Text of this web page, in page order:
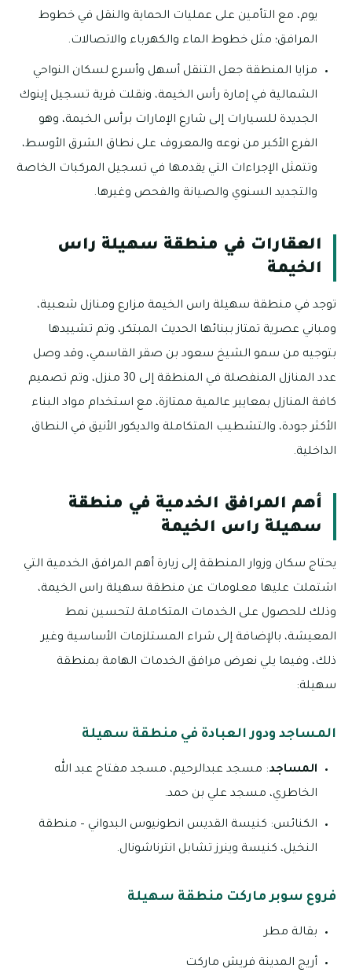
يوم، مع التأمين على عمليات الحماية والنقل في خطوط
المرافق؛ مثل خطوط الماء والكهرباء والاتصالات.
مزايا المنطقة جعل التنقل أسهل وأسرع لسكان النواحي
الشمالية في إمارة رأس الخيمة، ونقلت قرية تسجيل إينوك
الجديدة للسيارات إلى شارع الإمارات برأس الخيمة، وهو
الفرع الأكبر من نوعه والمعروف على نطاق الشرق الأوسط،
وتتمثل الإجراءات التي يقدمها في تسجيل المركبات الخاصة
والتجديد السنوي والصيانة والفحص وغيرها.
العقارات في منطقة سهيلة راس
الخيمة
توجد في منطقة سهيلة راس الخيمة مزارع ومنازل شعبية،
ومباني عصرية تمتاز ببنائها الحديث المبتكر، وتم تشييدها
بتوجيه من سمو الشيخ سعود بن صقر القاسمي، وقد وصل
عدد المنازل المنفصلة في المنطقة إلى 30 منزل، وتم تصميم
كافة المنازل بمعايير عالمية ممتازة، مع استخدام مواد البناء
الأكثر جودة، والتشطيب المتكاملة والديكور الأنيق في النطاق
الداخلية.
أهم المرافق الخدمية في منطقة
سهيلة راس الخيمة
يحتاج سكان وزوار المنطقة إلى زيارة أهم المرافق الخدمية التي
اشتملت عليها معلومات عن منطقة سهيلة راس الخيمة،
وذلك للحصول على الخدمات المتكاملة لتحسين نمط
المعيشة، بالإضافة إلى شراء المستلزمات الأساسية وغير
ذلك، وفيما يلي نعرض مرافق الخدمات الهامة بمنطقة
سهيلة:
المساجد ودور العبادة في منطقة سهيلة
المساجد: مسجد عبدالرحيم، مسجد مفتاح عبد الله
الخاطري، مسجد علي بن حمد.
الكنائس: كنيسة القديس انطونيوس البدواني – منطقة
النخيل، كنيسة وينرز تشابل انترناشونال.
فروع سوبر ماركت منطقة سهيلة
بقالة مطر
أريج المدينة فريش ماركت